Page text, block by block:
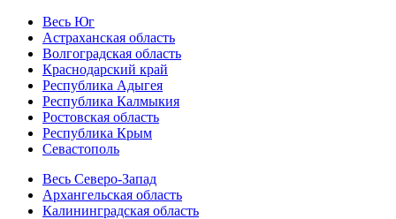
Весь Юг
Астраханская область
Волгоградская область
Краснодарский край
Республика Адыгея
Республика Калмыкия
Ростовская область
Республика Крым
Севастополь
Весь Северо-Запад
Архангельская область
Калининградская область